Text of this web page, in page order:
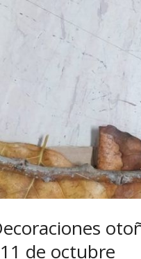
de octubre